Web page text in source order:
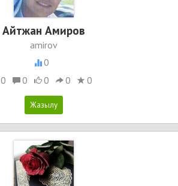
Айтжан Амиров
amirov
0
0
0 0 0 0